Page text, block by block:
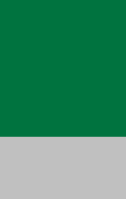
um toque de
aplique, permitindo
que transforma o